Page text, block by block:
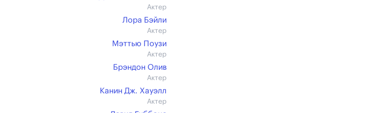
Актер
Лора Бэйли
Актер
Мэттью Поузи
Актер
Брэндон Олив
Актер
Канин Дж. Хауэлл
Актер